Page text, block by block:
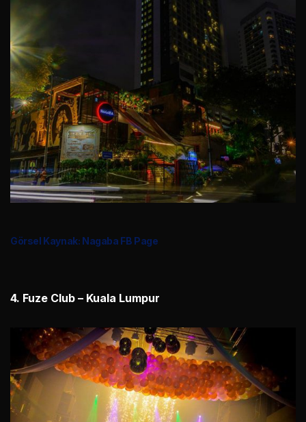
Görsel Kaynak: Nagaba FB Page
4. Fuze Club – Kuala Lumpur